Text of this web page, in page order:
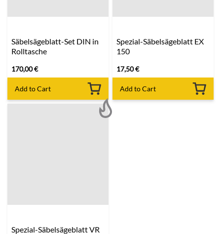
Säbelsägeblatt-Set DIN in
Rolltasche
170,00€
Add to Cart
Spezial-Säbelsägeblatt EX
150
17,50€
Add to Cart
Spezial-Säbelsägeblatt VR